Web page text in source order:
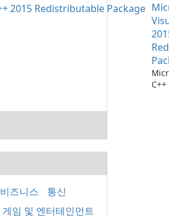
비즈니스
통신
게임 및 엔터테인먼트